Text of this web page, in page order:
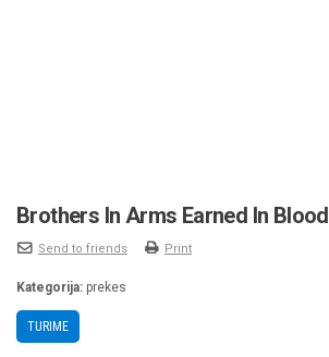
Brothers In Arms Earned In Blood
Send to friends Print
Kategorija: prekes
TURIME